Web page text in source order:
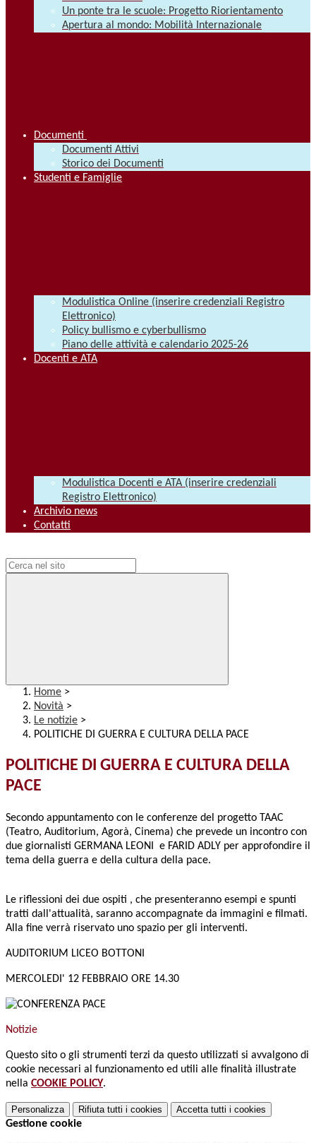
Un ponte tra le scuole: Progetto Riorientamento
Apertura al mondo: Mobilità Internazionale
Documenti
Documenti Attivi
Storico dei Documenti
Studenti e Famiglie
Modulistica Online (inserire credenziali Registro
Elettronico)
Policy bullismo e cyberbullismo
Piano delle attività e calendario 2025-26
Docenti e ATA
Modulistica Docenti e ATA (inserire credenziali
Registro Elettronico)
Archivio news
Contatti
Home >
Novità >
Le notizie >
POLITICHE DI GUERRA E CULTURA DELLA PACE
POLITICHE DI GUERRA E CULTURA DELLA
PACE
Secondo appuntamento con le conferenze del progetto TAAC
(Teatro, Auditorium, Agorà, Cinema) che prevede un incontro con
due giornalisti GERMANA LEONI e FARID ADLY per approfondire il
tema della guerra e della cultura della pace.
Le riflessioni dei due ospiti , che presenteranno esempi e spunti
tratti dall'attualità, saranno accompagnate da immagini e filmati.
Alla fine verrà riservato uno spazio per gli interventi.
AUDITORIUM LICEO BOTTONI
MERCOLEDI' 12 FEBBRAIO ORE 14.30
Notizie
Questo sito o gli strumenti terzi da questo utilizzati si avvalgono di
cookie necessari al funzionamento ed utili alle finalità illustrate
nella COOKIE POLICY.
Personalizza Rifiuta tutti i cookies Accetta tutti i cookies
Gestione cookie